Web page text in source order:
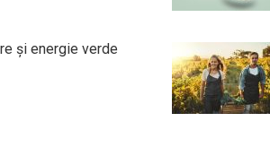
și energie verde